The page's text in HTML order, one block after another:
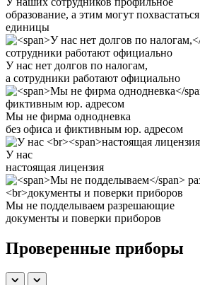
образование, а этим могут похвастаться
единицы
У нас нет долгов по налогам,
а сотрудники работают официально
Мы не фирма однодневка
без офиса и фиктивным юр. адресом
У нас
настоящая лицензия
Мы не подделываем разрешающие
документы и поверки приборов
Проверенные приборы